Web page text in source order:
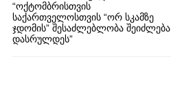
“ოქტომბრისთვის
საქართველოსთვის “ორ სკამზე
ჯდომის” შესაძლებლობა შეიძლება
დასრულდეს”